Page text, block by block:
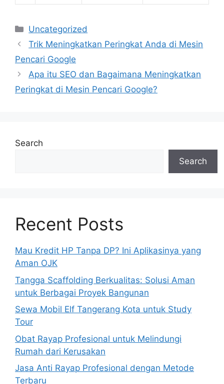
Categories
Uncategorized
Trik Meningkatkan Peringkat Anda di Mesin
Pencari Google
Apa itu SEO dan Bagaimana Meningkatkan
Peringkat di Mesin Pencari Google?
Search
Search
Recent Posts
Mau Kredit HP Tanpa DP? Ini Aplikasinya yang
Aman OJK
Tangga Scaffolding Berkualitas: Solusi Aman
untuk Berbagai Proyek Bangunan
Sewa Mobil Elf Tangerang Kota untuk Study
Tour
Obat Rayap Profesional untuk Melindungi
Rumah dari Kerusakan
Jasa Anti Rayap Profesional dengan Metode
Terbaru